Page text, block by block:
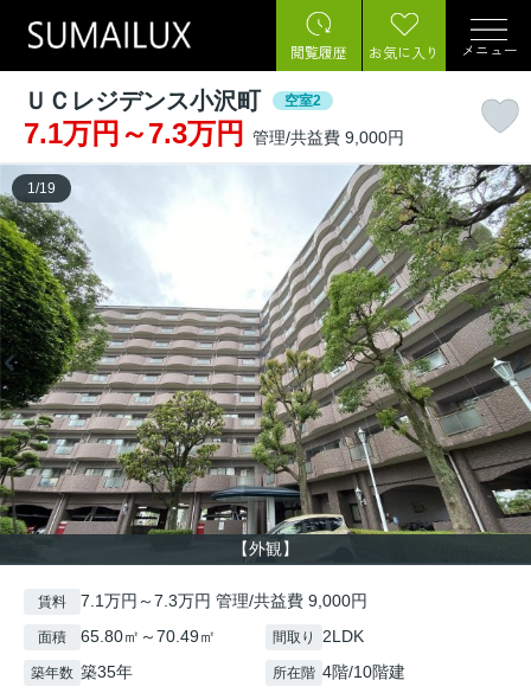
閲覧履歴 お気に入り メニュー
ＵＣレジデンス小沢町 空室2
7.1万円～7.3万円 管理/共益費 9,000円
【外観】
1 /19
賃料 7.1万円～7.3万円 管理/共益費 9,000円
面積 65.80㎡～70.49㎡ 間取り 2LDK
築年数 築35年 所在階 4階/10階建